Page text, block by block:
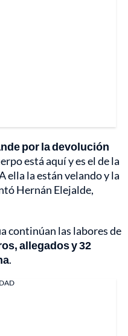
por la devolución
está aquí y es el de la
ella la están velando y la
Hernán Elejalde,
continúan las labores de
allegados y 32
.